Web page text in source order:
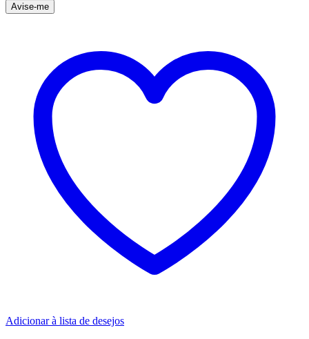
Avise-me
Adicionar à lista de desejos